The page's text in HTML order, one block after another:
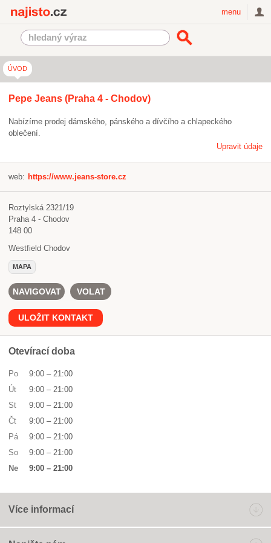
menu
ÚVOD
Pepe Jeans (Praha 4 - Chodov)
Nabízíme prodej dámského, pánského a dívčího a chlapeckého
oblečení.
Upravit údaje
web: https://www.jeans-store.cz
Roztylská 2321/19
Praha 4 - Chodov
148 00
Westfield Chodov
MAPA
NAVIGOVAT VOLAT
ULOŽIT KONTAKT
Otevírací doba
Po 9:00 – 21:00
Út
9:00 – 21:00
St
9:00 – 21:00
Čt
9:00 – 21:00
Pá
9:00 – 21:00
So
9:00 – 21:00
Ne
9:00 – 21:00
Více informací